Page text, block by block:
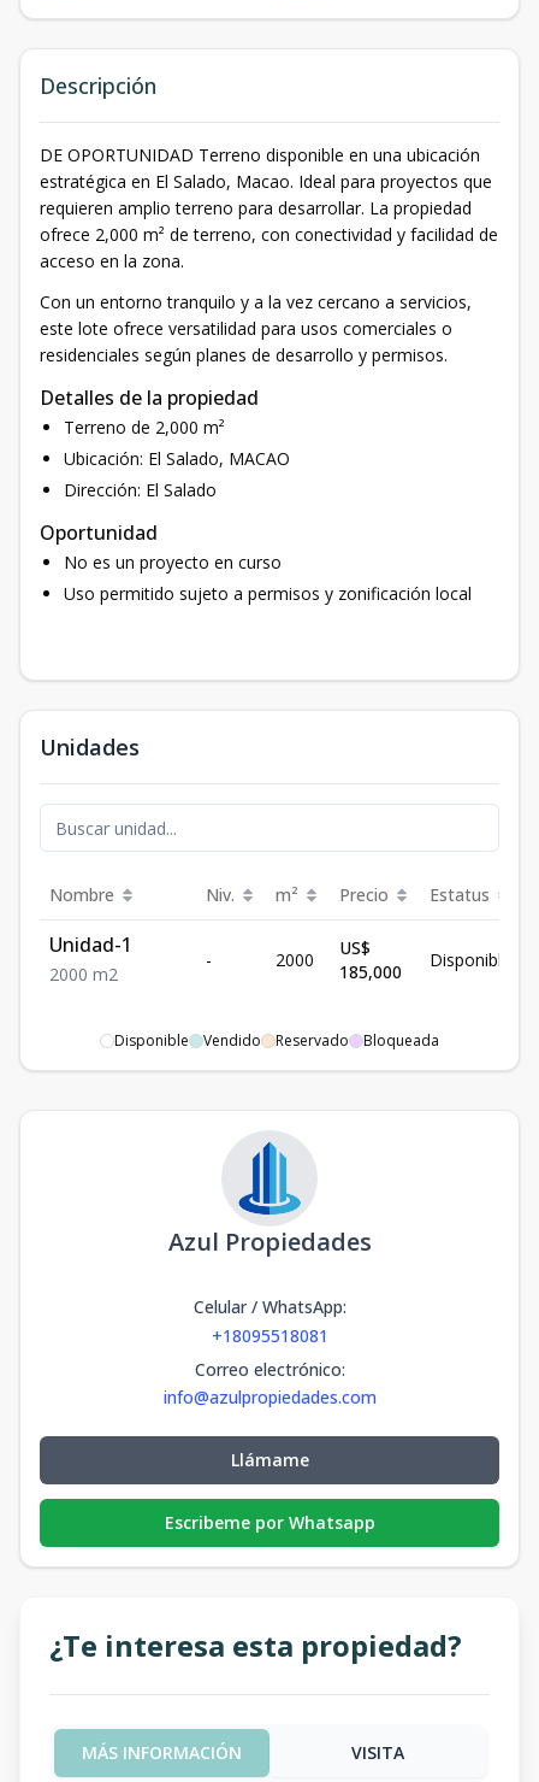
Descripción
DE OPORTUNIDAD Terreno disponible en una ubicación
estratégica en El Salado, Macao. Ideal para proyectos que
requieren amplio terreno para desarrollar. La propiedad
ofrece 2,000 m² de terreno, con conectividad y facilidad de
acceso en la zona.
Con un entorno tranquilo y a la vez cercano a servicios,
este lote ofrece versatilidad para usos comerciales o
residenciales según planes de desarrollo y permisos.
Detalles de la propiedad
Terreno de 2,000 m²
Ubicación: El Salado, MACAO
Dirección: El Salado
Oportunidad
No es un proyecto en curso
Uso permitido sujeto a permisos y zonificación local
Unidades
Nombre Niv. m² Precio Estatus
Unidad-1
2000 m2
- 2000
US$
185,000
Disponible
Disponible Vendido Reservado Bloqueada
Azul Propiedades
Celular / WhatsApp:
+18095518081
Correo electrónico:
info@azulpropiedades.com
Llámame
Escribeme por Whatsapp
¿Te interesa esta propiedad?
MÁS INFORMACIÓN VISITA